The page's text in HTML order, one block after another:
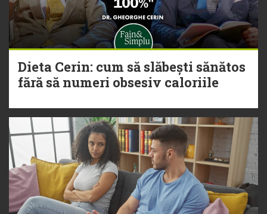
Dieta Cerin: cum să slăbești sănătos
fără să numeri obsesiv caloriile